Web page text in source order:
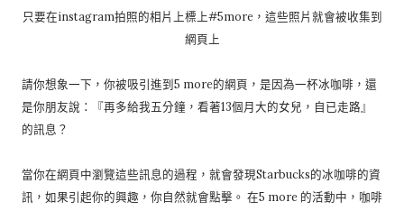
只要在instagram拍照的相片上標上#5more，這些照片就會被收集到
網頁上
請你想象一下，你被吸引進到5 more的網頁，是因為一杯冰咖啡，還
是你朋友說：『再多給我五分鐘，看著13個月大的女兒，自已走路』
的訊息？
當你在網頁中瀏覽這些訊息的過程，就會發現Starbucks的冰咖啡的資
訊，如果引起你的興趣，你自然就會點擊。 在5 more 的活動中，咖啡